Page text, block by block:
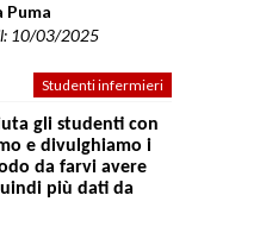
Puma
10/03/2025
Studenti infermieri
gli studenti con
e divulghiamo i
da farvi avere
più dati da